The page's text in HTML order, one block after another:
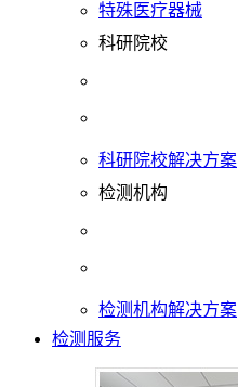
特殊医疗器械
科研院校
科研院校解决方案
检测机构
检测机构解决方案
检测服务